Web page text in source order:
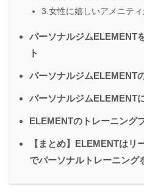
3.女性に嬉しいアメニテ
パーソナルジムELEMENT
ト
パーソナルジムELEMENT
パーソナルジムELEMENT
ELEMENTのトレーニング
【まとめ】ELEMENTはリ
でパーソナルトレーニング